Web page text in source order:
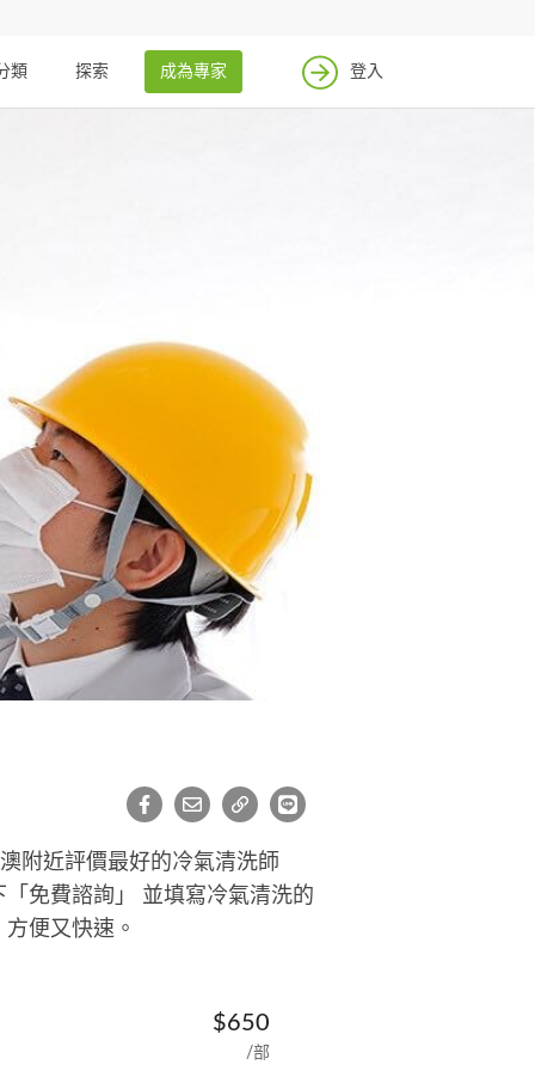
類 探索 成為專家 登入
附近評價最好的冷氣清洗師
免費諮詢」 並填寫冷氣清洗的
便又快速。
$650
/部